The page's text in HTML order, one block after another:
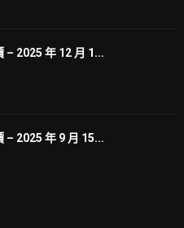
– 2025 年 12 月 1...
– 2025 年 9 月 15...